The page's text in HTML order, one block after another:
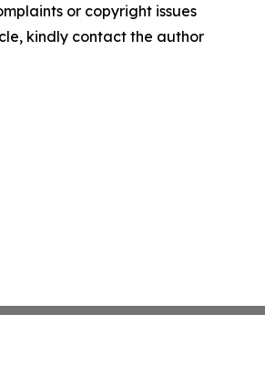
or copyright issues
kindly contact the author